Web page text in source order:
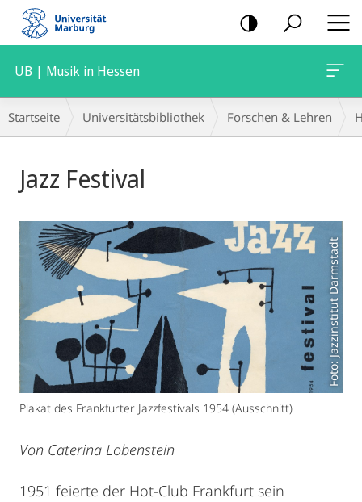
Mobile-
Navigation
UB | Musik in Hessen
Breadcrumb-
Navigation
Startseite Universitätsbibliothek Forschen & Lehren
Jazz Festival
Foto: Jazzinstitut Darmstadt
Plakat des Frankfurter Jazzfestivals 1954 (Ausschnitt)
Von Caterina Lobenstein
1951 feierte der Hot-Club Frankfurt sein